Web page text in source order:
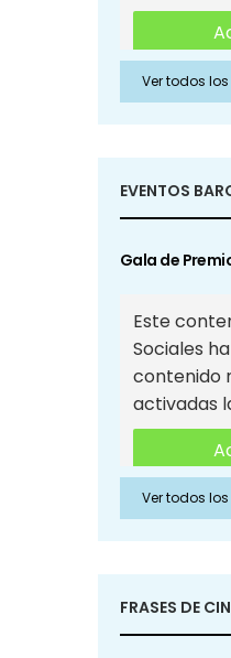
Ver todos
EVENTOS
Gala de
Este
Sociales
contenido
activadas
Ver todos
FRASES DE